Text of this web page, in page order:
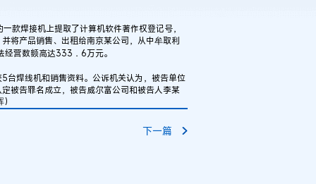
焊接机上提取了计算机软件著作权登记号，
将产品销售、出租给南京某公司，从中牟取利
营数额高达333．6万元。
焊线机和销售资料。公诉机关认为，被告单位
被告罪名成立，被告威尔富公司和被告人李某
下一篇